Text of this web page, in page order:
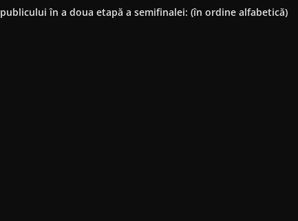
în a doua etapă a semifinalei: (în ordine alfabetică)